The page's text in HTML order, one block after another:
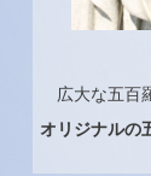
広大な五百
オリジナルの